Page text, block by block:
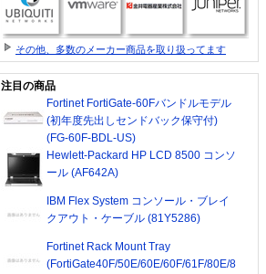
その他、多数のメーカー商品を取り扱ってます
注目の商品
Fortinet FortiGate-60Fバンドルモデル
(初年度先出しセンドバック保守付)
(FG-60F-BDL-US)
Hewlett-Packard HP LCD 8500 コンソ
ール (AF642A)
IBM Flex System コンソール・ブレイ
クアウト・ケーブル (81Y5286)
Fortinet Rack Mount Tray
(FortiGate40F/50E/60E/60F/61F/80E/8